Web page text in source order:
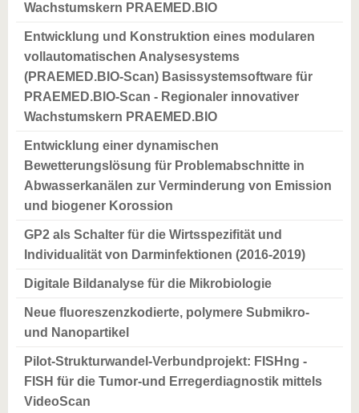
Wachstumskern PRAEMED.BIO
Entwicklung und Konstruktion eines modularen
vollautomatischen Analysesystems
(PRAEMED.BIO-Scan) Basissystemsoftware für
PRAEMED.BIO-Scan - Regionaler innovativer
Wachstumskern PRAEMED.BIO
Entwicklung einer dynamischen
Bewetterungslösung für Problemabschnitte in
Abwasserkanälen zur Verminderung von Emission
und biogener Korossion
GP2 als Schalter für die Wirtsspezifität und
Individualität von Darminfektionen (2016-2019)
Digitale Bildanalyse für die Mikrobiologie
Neue fluoreszenzkodierte, polymere Submikro-
und Nanopartikel
Pilot-Strukturwandel-Verbundprojekt: FISHng -
FISH für die Tumor-und Erregerdiagnostik mittels
VideoScan